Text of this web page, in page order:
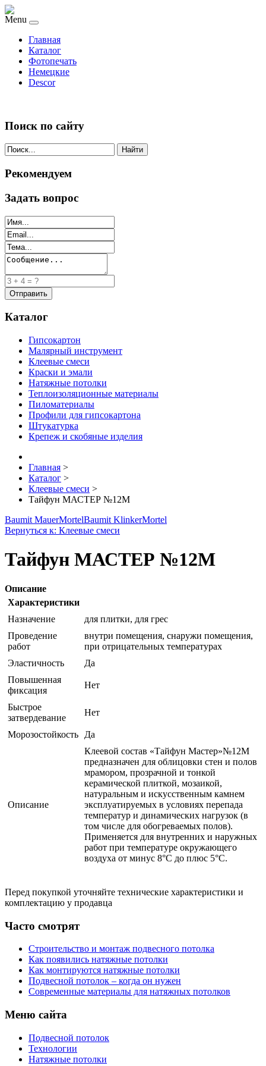
Menu
Главная
Каталог
Фотопечать
Немецкие
Descor
Поиск по сайту
Найти
Рекомендуем
Задать вопрос
Каталог
Гипсокартон
Малярный инструмент
Клеевые смеси
Краски и эмали
Натяжные потолки
Теплоизоляционные материалы
Пиломатериалы
Профили для гипсокартона
Штукатурка
Крепеж и скобяные изделия
Главная >
Каталог >
Клеевые смеси >
Тайфун МАСТЕР №12М
Baumit MauerMortelBaumit KlinkerMortel
Вернуться к: Клеевые смеси
Тайфун МАСТЕР №12М
Описание
Характеристики
Назначение
для плитки, для грес
Проведение
работ
внутри помещения, снаружи помещения,
при отрицательных температурах
Эластичность
Да
Повышенная
фиксация
Нет
Быстрое
затвердевание
Нет
Морозостойкость Да
Описание
Клеевой состав «Тайфун Мастер»№12М
предназначен для облицовки стен и полов
мрамором, прозрачной и тонкой
керамической плиткой, мозаикой,
натуральным и искусственным камнем
эксплуатируемых в условиях перепада
температур и динамических нагрузок (в
том числе для обогреваемых полов).
Применяется для внутренних и наружных
работ при температуре окружающего
воздуха от минус 8°С до плюс 5°С.
Перед покупкой уточняйте технические характеристики и
комплектацию у продавца
Часто смотрят
Строительство и монтаж подвесного потолка
Как появились натяжные потолки
Как монтируются натяжные потолки
Подвесной потолок – когда он нужен
Современные материалы для натяжных потолков
Меню сайта
Подвесной потолок
Технологии
Натяжные потолки